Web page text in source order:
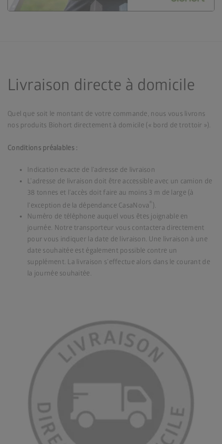
Livraison directe à domicile
Quel que soit le montant de votre commande, nous vous livrons
nos produits Biohort directement à domicile (« bord de trottoir »).
Conditions préalables :
Indication exacte de l’adresse de livraison
L’adresse de livraison doit être accessible avec un camion de
38 tonnes et l’accès doit faire au moins 3 m de large (à
l’exception de la dépendance CasaNova ® ).
Numéro de téléphone auquel vous êtes joignable en
journée. Notre transporteur vous contactera directement
pour vous indiquer la date de livraison. Une livraison à une
date souhaitée est également possible contre un
supplément. La livraison s’effectue alors dans le courant de
la journée souhaitée.